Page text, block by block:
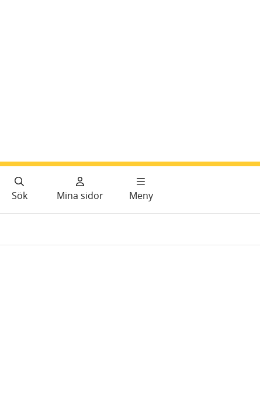
Sök Mina sidor Meny